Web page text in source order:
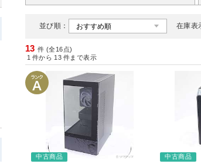
並び順： 在庫表
13 件 (全16点)
1 件から 13 件まで表示
中古商品
中古商品